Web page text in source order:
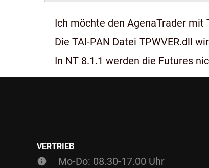
Ich möchte den AgenaTrader mit
Die TAI-PAN Datei TPWVER.dll
In NT 8.1.1 werden die Futures
VERTRIEB
Mo-Do: 08.30-17.00 Uhr